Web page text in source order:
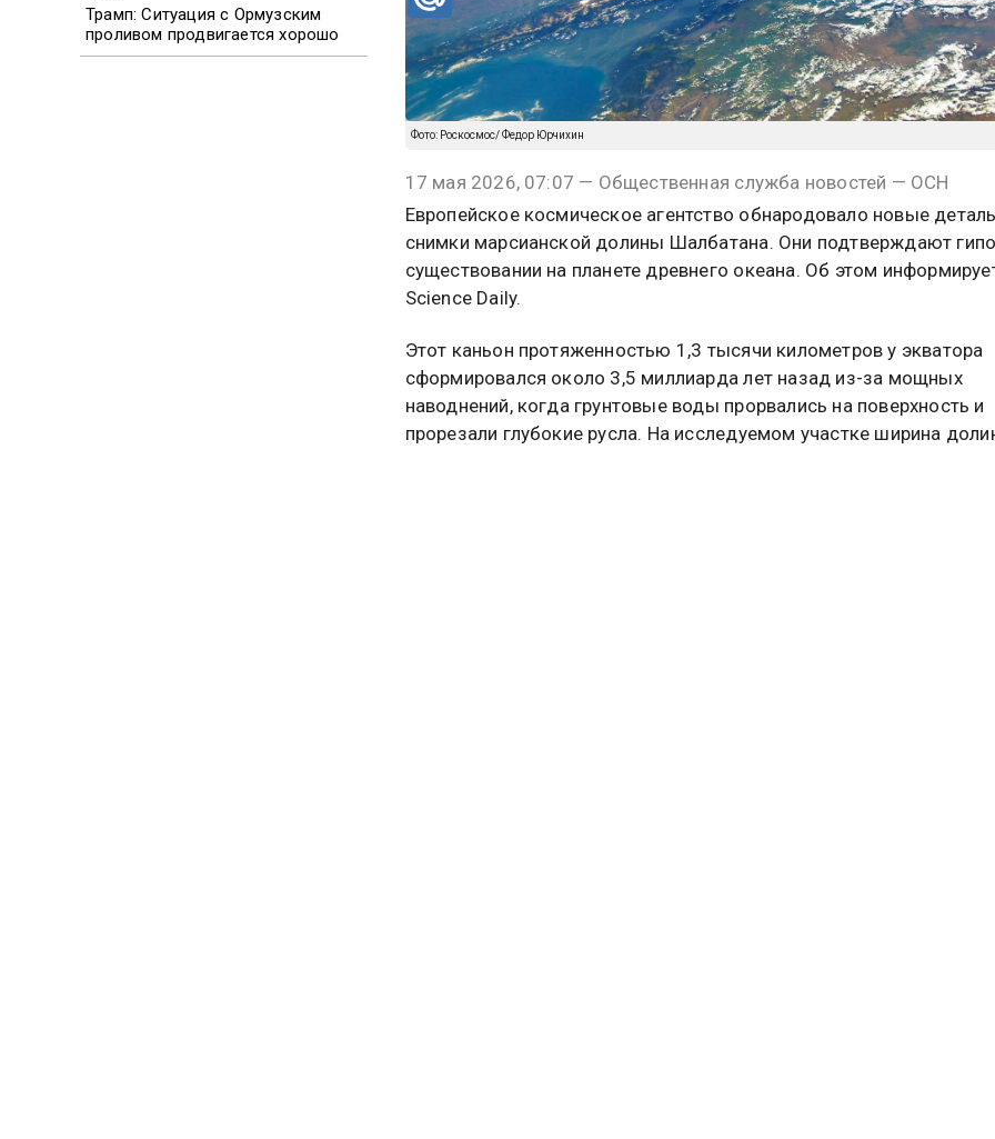
Трамп: Ситуация с Ормузским
проливом продвигается хорошо
Фото: Роскосмос/ Федор Юрчихин
17 мая 2026, 07:07 — Общественная служба новостей — ОСН
Европейское космическое агентство обнародовало новые
снимки марсианской долины Шалбатана. Они подтверждают
существовании на планете древнего океана. Об этом
Science Daily.
Этот каньон протяженностью 1,3 тысячи километров у экватора
сформировался около 3,5 миллиарда лет назад из-за мощных
наводнений, когда грунтовые воды прорвались на поверхность и
прорезали глубокие русла. На исследуемом участке ширина